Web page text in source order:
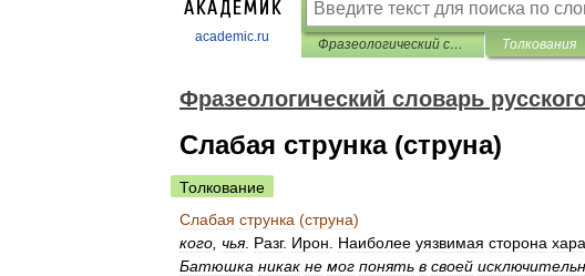
academic.ru Фразеологический словарь русского литературного языка Толкования
Фразеологический словарь
Слабая струнка (струна)
Толкование
Слабая струнка (струна)
кого чья. Разг. Ирон Наиболее уязвимая сторона
Батюшка никак не мог понять в своей